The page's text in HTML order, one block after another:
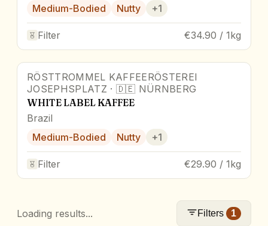
Medium-Bodied
Nutty +1
Filter €34.90 / 1kg
RÖSTTROMMEL KAFFEERÖSTEREI
JOSEPHSPLATZ · 🇩🇪 NÜRNBERG
WHITE LABEL KAFFEE
Brazil
Medium-Bodied
Nutty +1
Filter €29.90 / 1kg
Loading results... Filters 1